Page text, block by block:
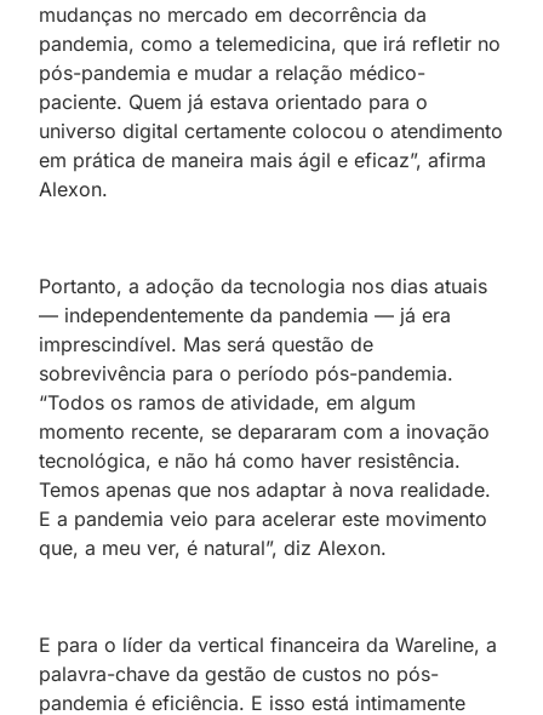
mudanças no mercado em decorrência da
pandemia, como a telemedicina, que irá refletir no
pós-pandemia e mudar a relação médico-
paciente. Quem já estava orientado para o
universo digital certamente colocou o atendimento
em prática de maneira mais ágil e eficaz”, afirma
Alexon.
Portanto, a adoção da tecnologia nos dias atuais
— independentemente da pandemia — já era
imprescindível. Mas será questão de
sobrevivência para o período pós-pandemia.
“Todos os ramos de atividade, em algum
momento recente, se depararam com a inovação
tecnológica, e não há como haver resistência.
Temos apenas que nos adaptar à nova realidade.
E a pandemia veio para acelerar este movimento
que, a meu ver, é natural”, diz Alexon.
E para o líder da vertical financeira da Wareline, a
palavra-chave da gestão de custos no pós-
pandemia é eficiência. E isso está intimamente